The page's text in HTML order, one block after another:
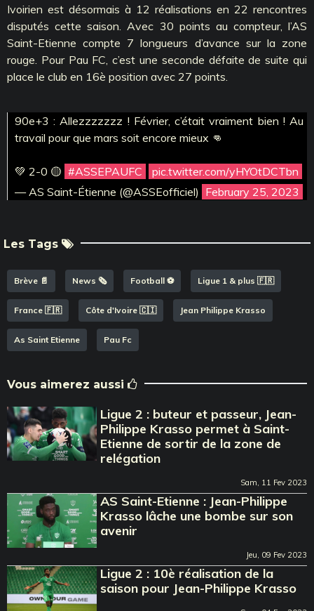
Ivoirien est désormais à 12 réalisations en 22 rencontres
disputés cette saison. Avec 30 points au compteur, l’AS
Saint-Etienne compte 7 longueurs d’avance sur la zone
rouge. Pour Pau FC, c’est une seconde défaite de suite qui
place le club en 16è position avec 27 points.
90e+3 : Allezzzzzzz ! Février, c’était vraiment bien ! Au
travail pour que mars soit encore mieux 👊
💚 2-0 🟡 #ASSEPAUFC
pic.twitter.com/yHYOtDCTbn
— AS Saint-Étienne (@ASSEofficiel) February 25, 2023
Les Tags
Brève 📄 News 🗞️ Football ⚽️ Ligue 1 & plus 🇫🇷
France 🇫🇷 Côte d'Ivoire 🇨🇮 Jean Philippe Krasso
As Saint Etienne Pau Fc
Vous aimerez aussi
Ligue 2 : buteur et passeur, Jean-
Philippe Krasso permet à Saint-
Etienne de sortir de la zone de
relégation
Sam, 11 Fev 2023
AS Saint-Etienne : Jean-Philippe
Krasso lâche une bombe sur son
avenir
Jeu, 09 Fev 2023
Ligue 2 : 10è réalisation de la
saison pour Jean-Philippe Krasso